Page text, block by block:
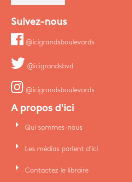
Suivez-nous
@icigrandsboulevards
@icigrandsbvd
@icigrandsboulevards
A propos d'ici
arrow_right Qui sommes-nous
arrow_right Les médias parlent d'ici
arrow_right Contactez le libraire